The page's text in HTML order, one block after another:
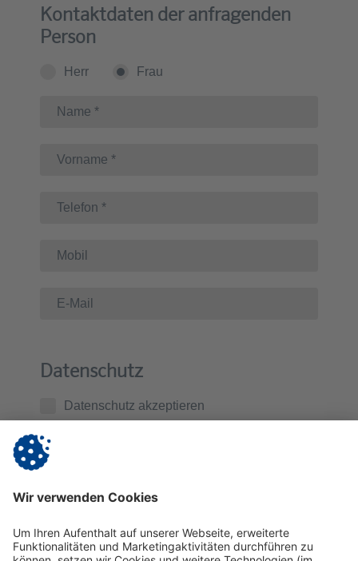
Kontaktdaten der anfragenden
Person
Herr Frau
Datenschutz
Datenschutz akzeptieren
Ich habe die
genommen. Ich stimme zu, dass die von mir
übermittelten Daten zur Kontaktaufnahme und für